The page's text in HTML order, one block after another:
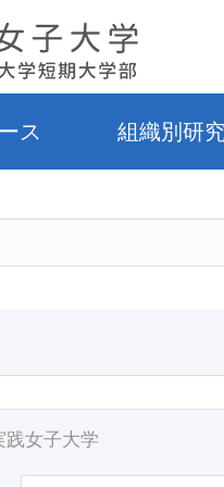
ス 組織別研
践女子大学